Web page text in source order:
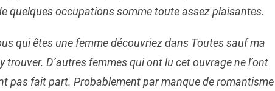
quelques occupations somme toute assez plaisantes.
qui êtes une femme découvriez dans Toutes sauf ma
trouver. D’autres femmes qui ont lu cet ouvrage ne l’ont
pas fait part. Probablement par manque de romantisme